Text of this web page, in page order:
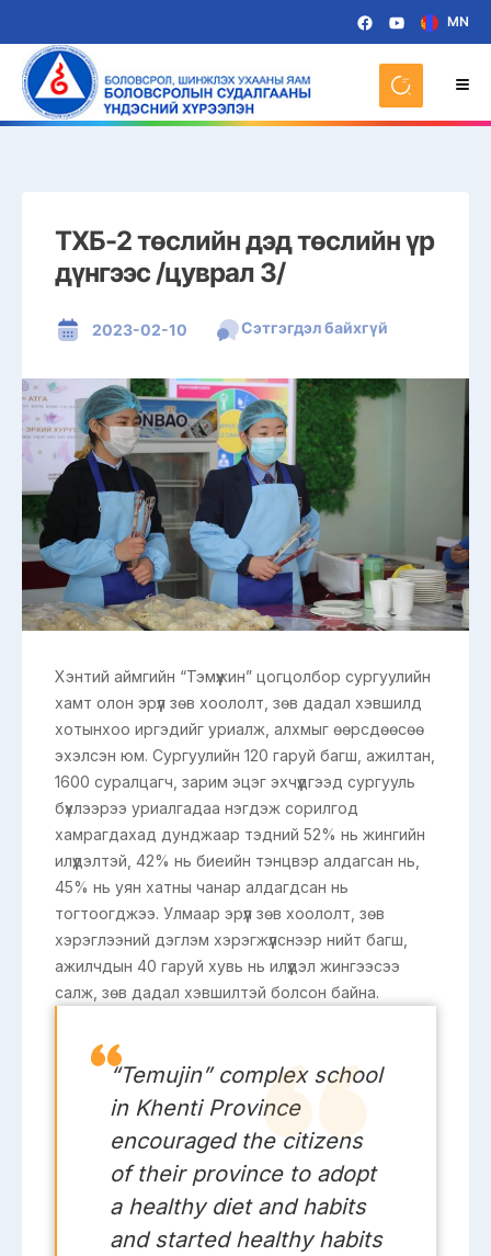
MN
ТХБ-2 төслийн дэд төслийн үр
дүнгээс /цуврал 3/
2023-02-10 Сэтгэгдэл байхгүй
Хэнтий аймгийн “Тэмүүжин” цогцолбор сургуулийн
хамт олон эрүүл зөв хоололт, зөв дадал хэвшилд
хотынхоо иргэдийг уриалж, алхмыг өөрсдөөсөө
эхэлсэн юм. Сургуулийн 120 гаруй багш, ажилтан,
1600 суралцагч, зарим эцэг эхчүүдгээд сургууль
бүхлээрээ уриалгадаа нэгдэж сорилгод
хамрагдахад дунджаар тэдний 52% нь жингийн
илүүдэлтэй, 42% нь биеийн тэнцвэр алдагсан нь,
45% нь уян хатны чанар алдагдсан нь
тогтоогджээ. Улмаар эрүүл зөв хоололт, зөв
хэрэглээний дэглэм хэрэгжүүлснээр нийт багш,
ажилчдын 40 гаруй хувь нь илүүдэл жингээсээ
салж, зөв дадал хэвшилтэй болсон байна.
“Temujin” complex school
in Khenti Province
encouraged the citizens
of their province to adopt
a healthy diet and habits
and started healthy habits